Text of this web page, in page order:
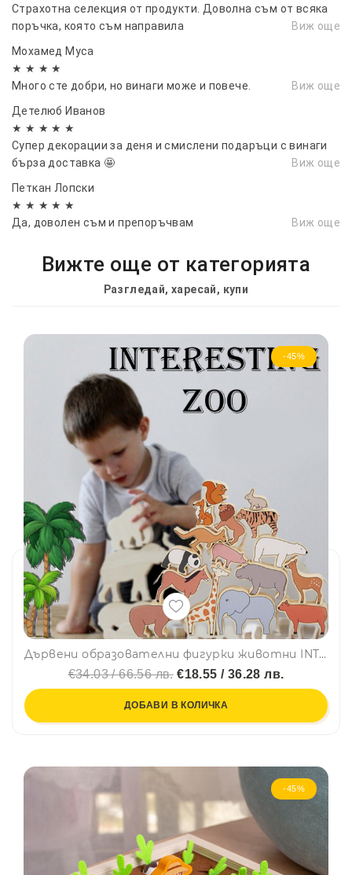
Страхотна селекция от продукти. Доволна съм от всяка
поръчка, която съм направила
Виж още
Мохамед Муса
★ ★ ★ ★
Много сте добри, но винаги може и повече.
Виж още
Детелюб Иванов
★ ★ ★ ★ ★
Супер декорации за деня и смислени подаръци с винаги
бърза доставка 🤩
Виж още
Петкан Лопски
★ ★ ★ ★ ★
Да, доволен съм и препоръчвам
Виж още
Вижте още от категорията
Разгледай, харесай, купи
-45%
Дървени образователни фигурки животни INTERESTING ZOO WHH04 - МОНТЕСОРИ, 16бр, BF23
€34.03 / 66.56 лв.€18.55 / 36.28 лв.
ДОБАВИ В КОЛИЧКА
-45%